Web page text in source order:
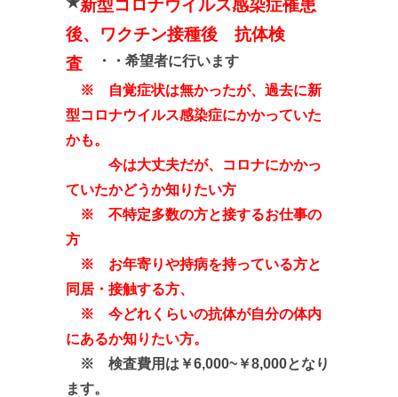
新型コロナウイルス感染症罹患
後、ワクチン接種後 抗体検
査 ・・希望者に行います
※ 自覚症状は無かったが、過去に新
型コロナウイルス感染症にかかっていた
かも。
今は大丈夫だが、コロナにかかっ
ていたかどうか知りたい方
※ 不特定多数の方と接するお仕事の
方
※ お年寄りや持病を持っている方と
同居・接触する方、
※ 今どれくらいの抗体が自分の体内
にあるか知りたい方。
※ 検査費用は￥6,000~￥8,000となり
ます。